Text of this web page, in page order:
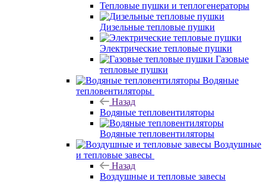
Тепловые пушки и теплогенераторы
Дизельные тепловые пушки
Электрические тепловые пушки
Газовые
тепловые пушки
Водяные
тепловентиляторы
Назад
Водяные тепловентиляторы
Водяные тепловентиляторы
Воздушные
и тепловые завесы
Назад
Воздушные и тепловые завесы